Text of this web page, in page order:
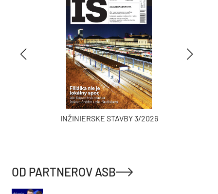
INŽINIERSKE STAVBY 3/2026
OD PARTNEROV ASB